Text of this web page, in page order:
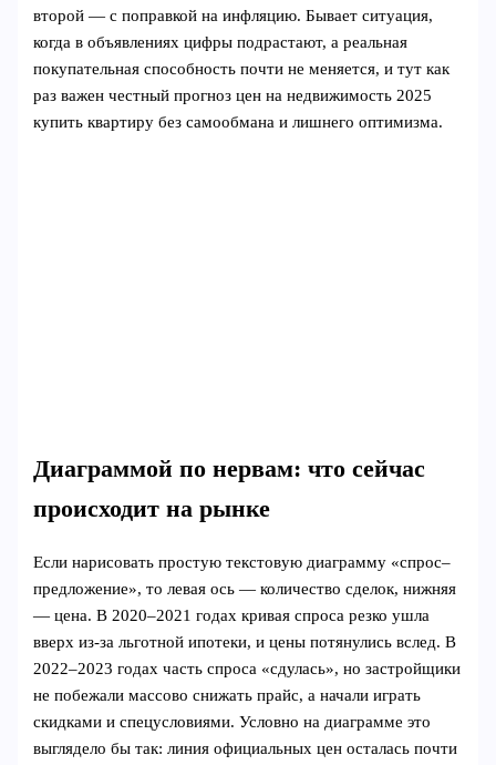
второй — с поправкой на инфляцию. Бывает ситуация,
когда в объявлениях цифры подрастают, а реальная
покупательная способность почти не меняется, и тут как
раз важен честный прогноз цен на недвижимость 2025
купить квартиру без самообмана и лишнего оптимизма.
Диаграммой по нервам: что сейчас
происходит на рынке
Если нарисовать простую текстовую диаграмму «спрос–
предложение», то левая ось — количество сделок, нижняя
— цена. В 2020–2021 годах кривая спроса резко ушла
вверх из‑за льготной ипотеки, и цены потянулись вслед. В
2022–2023 годах часть спроса «сдулась», но застройщики
не побежали массово снижать прайс, а начали играть
скидками и спецусловиями. Условно на диаграмме это
выглядело бы так: линия официальных цен осталась почти